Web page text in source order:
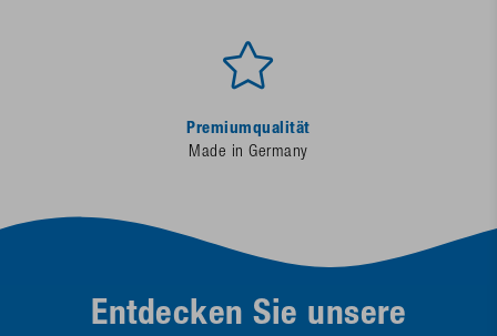
Premiumqualität
Made in Germany
Entdecken Sie unsere